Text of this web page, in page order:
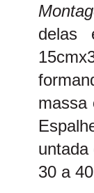
delas
massa
untada
30 a